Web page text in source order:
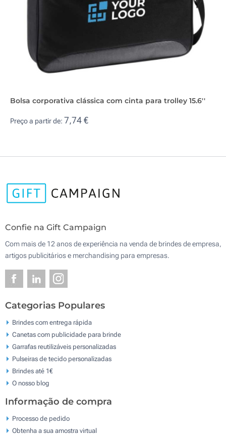
Bolsa corporativa clássica com cinta para trolley 15.6''
Preço a partir de: 7,74 €
Confie na Gift Campaign
Com mais de 12 anos de experiência na venda de brindes de empresa,
artigos publicitários e merchandising para empresas.
Categorias Populares
Brindes com entrega rápida
Canetas com publicidade para brinde
Garrafas reutilizáveis personalizadas
Pulseiras de tecido personalizadas
Brindes até 1€
O nosso blog
Informação de compra
Processo de pedido
Obtenha a sua amostra virtual